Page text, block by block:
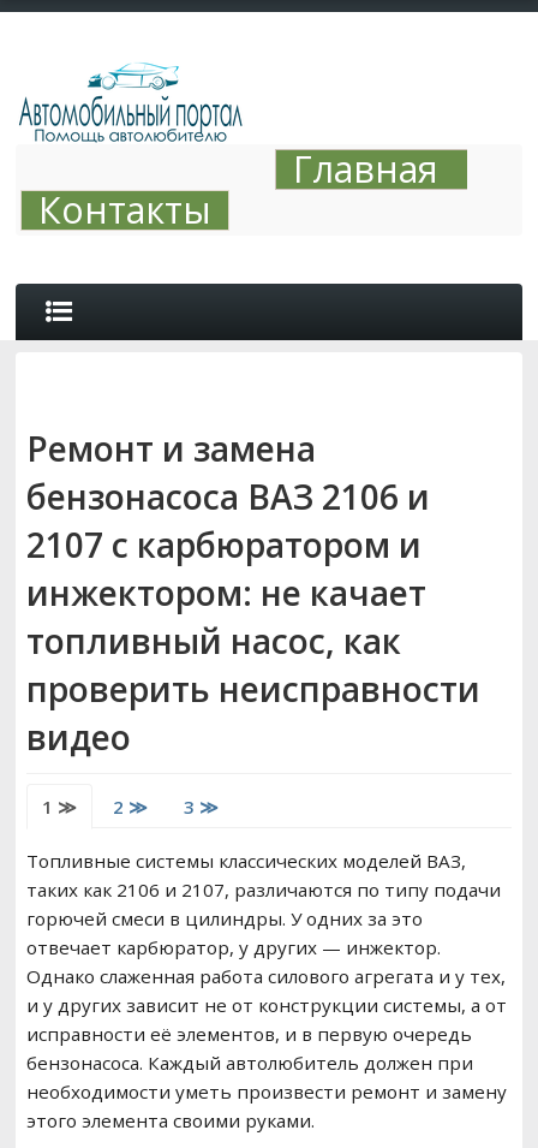
Главная
Контакты
ВОЖДЕНИЕ
Ремонт и замена
бензонасоса ВАЗ 2106 и
2107 с карбюратором и
инжектором: не качает
топливный насос, как
проверить неисправности
видео
1 ≫ 2 ≫ 3 ≫
Топливные системы классических моделей ВАЗ,
таких как 2106 и 2107, различаются по типу подачи
горючей смеси в цилиндры. У одних за это
отвечает карбюратор, у других — инжектор.
Однако слаженная работа силового агрегата и у тех,
и у других зависит не от конструкции системы, а от
исправности её элементов, и в первую очередь
бензонасоса. Каждый автолюбитель должен при
необходимости уметь произвести ремонт и замену
этого элемента своими руками.